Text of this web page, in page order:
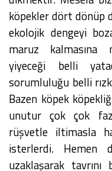
köpekler dört dönüp
ekolojik dengeyi
maruz kalmasına
yiyeceği belli
sorumluluğu belli
Bazen köpek
unutur çok çok
rüşvetle iltimasla
isterlerdi. Hemen
uzaklaşarak